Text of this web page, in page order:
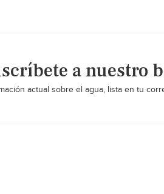
a nuestro
actual sobre el agua, lista en tu